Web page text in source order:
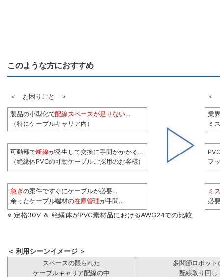
このような方におすすめ
＜ お困りごと ＞ ＜
製品の小型化で配線スペースが足りない…
（特にケーブルキャリア内）
業
ミ
可動部で断線が発生して交換に手間がかかる…
（絶縁体PVCの可動ケーブルご採用のお客様）
フ
急ぎの案件ですぐにケーブルが必要…
余ったケーブル端材の在庫管理が手間…
ミ
必
※ 定格30V ＆ 絶縁体がPVC素材品におけるAWG24での比較
＜ 利用シーンイメージ ＞
スペースの限られた
ケーブルキャリア配線の中
多関節ロボット
配線取り回し